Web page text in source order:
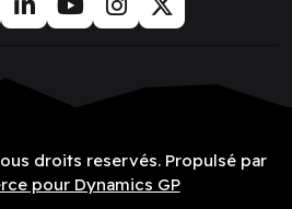
droits reservés. Propulsé par
pour Dynamics GP